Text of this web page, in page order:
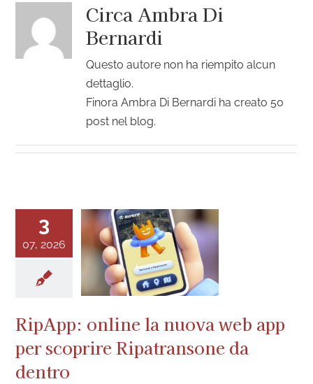
Circa Ambra Di
Bernardi
Questo autore non ha riempito alcun
dettaglio.
Finora Ambra Di Bernardi ha creato 50
post nel blog.
3
07, 2026
RipApp: online la nuova web app
per scoprire Ripatransone da
dentro